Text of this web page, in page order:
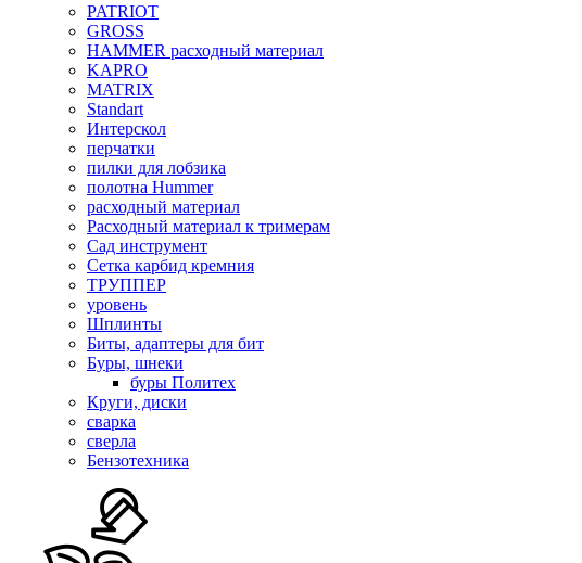
PATRIOT
GROSS
HAMMER расходный материал
KAPRO
MATRIX
Standart
Интерскол
перчатки
пилки для лобзика
полотна Hummer
расходный материал
Расходный материал к тримерам
Сад инструмент
Сетка карбид кремния
ТРУППЕР
уровень
Шплинты
Биты, адаптеры для бит
Буры, шнеки
буры Политех
Круги, диски
сварка
сверла
Бензотехника